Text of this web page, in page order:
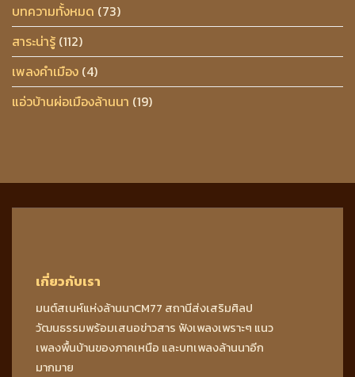
บทความทั้งหมด (73)
สาระน่ารู้ (112)
เพลงคำเมือง (4)
แอ่วบ้านผ่อเมืองล้านนา (19)
เกี่ยวกับเรา
มนต์สเนห์แห่งล้านนาCM77 สถานีส่งเสริมศิลป
วัฒนธรรมพร้อมเสนอข่าวสาร ฟังเพลงเพราะๆ แนว
เพลงพื้นบ้านของภาคเหนือ และบทเพลงล้านนาอีก
มากมาย